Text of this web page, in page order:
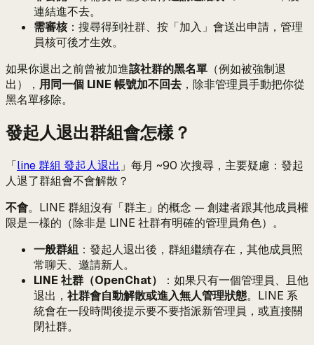
連結進不去。
需審核：搜尋得到社群、按「加入」會送出申請，管理
員核可後才生效。
如果你退出之前曾被加進該社群的黑名單 （例如被強制退
出）， 用同一個 LINE 帳號加不回去 ，除非管理員手動把你從
黑名單移除。
發起人退出群組會怎樣？
「line 群組 發起人退出」每月 ~90 次搜尋，主要疑慮：發起
人退了群組會不會解散？
不會。LINE 群組沒有「群主」的概念 — 創建者跟其他成員權
限是一樣的（除非是 LINE 社群有明確的管理員角色）。
一般群組：發起人退出後，群組繼續存在，其他成員照
常聊天、邀請新人。
LINE 社群（OpenChat）
：如果只有一個管理員、且他
退出， 社群會自動解散或進入無人管理狀態。LINE 系
統會在一段時間後提示要不要指派新管理員，或直接關
閉社群。